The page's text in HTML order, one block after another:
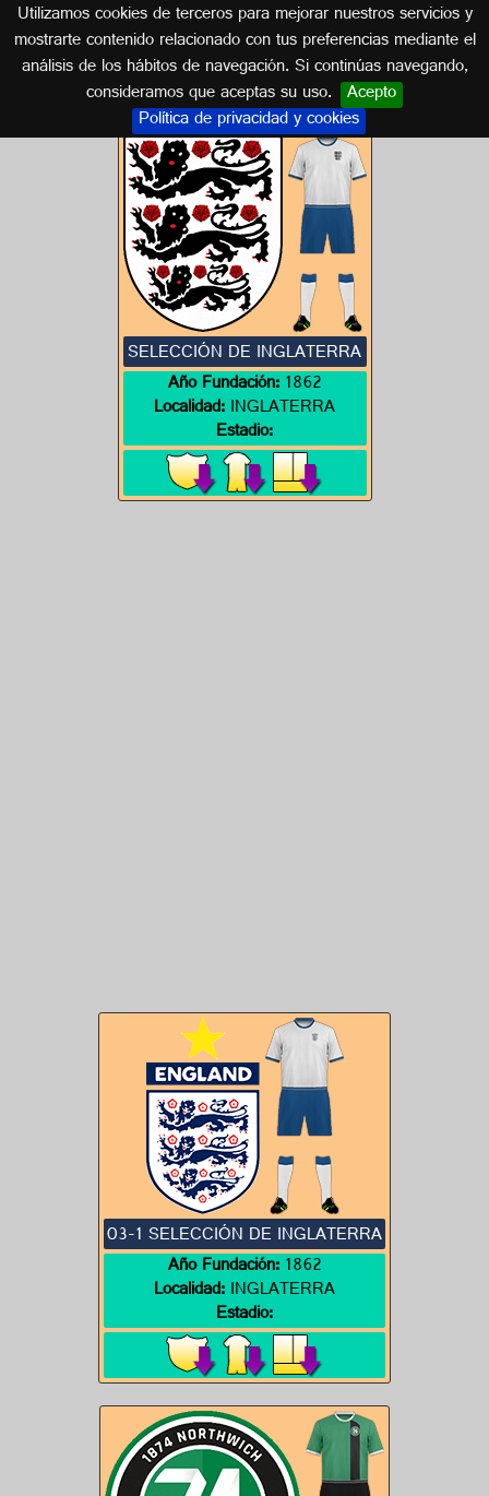
Utilizamos cookies de terceros para mejorar nuestros servicios y
mostrarte contenido relacionado con tus preferencias mediante el
análisis de los hábitos de navegación. Si continúas navegando,
consideramos que aceptas su uso. Acepto
Política de privacidad y cookies
Escudos de INGLATERRA
INGLATERRA
SELECCIÓN DE INGLATERRA
Año Fundación:1862
Localidad:INGLATERRA
Estadio:
03-1 SELECCIÓN DE INGLATERRA
Año Fundación:1862
Localidad:INGLATERRA
Estadio: